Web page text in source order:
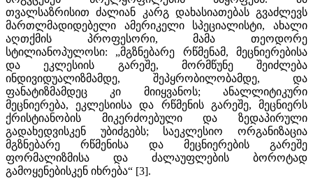
თვალსაზრისით ძალიან კარგ დახასიათებას გვაძლევს
მართლმადიდებელი ამერიკელი სპეციალისტი, ახალი
აღთქმის პროფესორი, მამა თეოდორე
სტილიანოპულოსი: „მგზნებარე რწმენამ, მეცნიერებისა
და ეკლესიის გარეშე, მორმწუნე შეიძლება
ინდივიდუალიზმამდე, შეპყრობილობამდე, და
ფანატიზმამდეც კი მიიყვანოს; ანალლიტიკური
მეცნიერება, ეკლესიისა და რწმენის გარეშე, მეცნიერს
ქრისტიანობის მიკერძოებული და ზედაპირული
გადახედვისკენ უბიძგებს; საეკლესიო ორგანიზაცია
მგზნებარე რწმენისა და მეცნიერების გარეშე
ფორმალიზმისა და ძალაუფლების ბოროტად
გამოყენებისკენ იხრება“ [3].